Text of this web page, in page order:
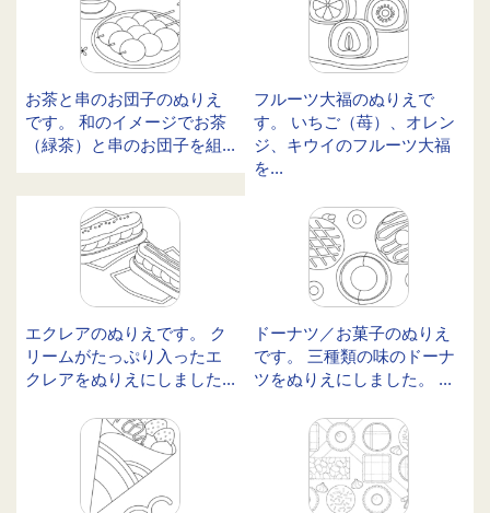
お茶と串のお団子のぬりえ
です。 和のイメージでお茶
（緑茶）と串のお団子を組...
フルーツ大福のぬりえで
す。 いちご（苺）、オレン
ジ、キウイのフルーツ大福
を...
エクレアのぬりえです。 ク
リームがたっぷり入ったエ
クレアをぬりえにしました...
ドーナツ／お菓子のぬりえ
です。 三種類の味のドーナ
ツをぬりえにしました。 ...